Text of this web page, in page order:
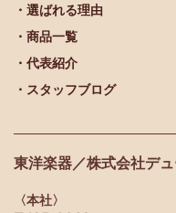
・選ばれる理由
・商品一覧
・代表紹介
・スタッフブログ
東洋楽器／株式会社デ
〈本社〉